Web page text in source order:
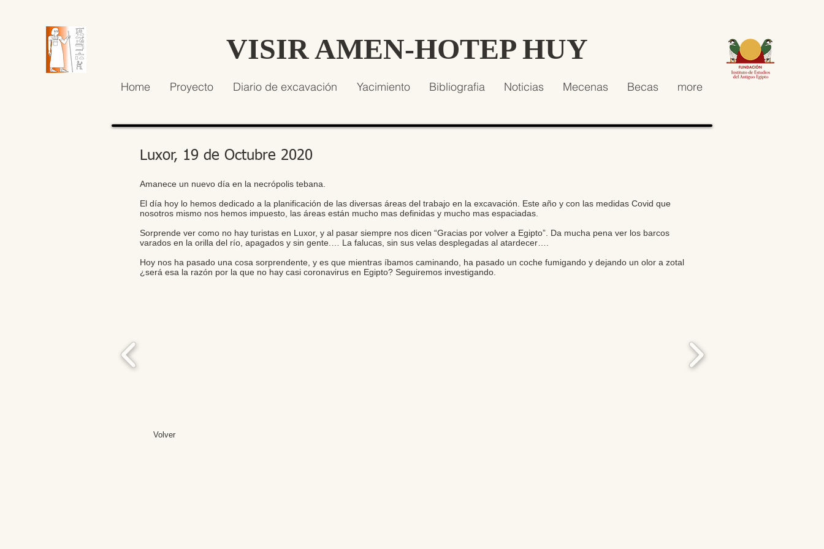
VISIR AMEN-HOTEP HUY
Home Proyecto Diario de excavación Yacimiento Bibliografia Noticias Mecenas Becas more
Luxor, 19 de Octubre 2020
Amanece un nuevo día en la necrópolis tebana.
El día hoy lo hemos dedicado a la planificación de las diversas áreas del trabajo en la excavación. Este año y con las medidas Covid que
nosotros mismo nos hemos impuesto, las áreas están mucho mas definidas y mucho mas espaciadas.
Sorprende ver como no hay turistas en Luxor, y al pasar siempre nos dicen “Gracias por volver a Egipto”. Da mucha pena ver los barcos
varados en la orilla del río, apagados y sin gente.… La falucas, sin sus velas desplegadas al atardecer….
Hoy nos ha pasado una cosa sorprendente, y es que mientras íbamos caminando, ha pasado un coche fumigando y dejando un olor a zotal
¿será esa la razón por la que no hay casi coronavirus en Egipto? Seguiremos investigando.
Volver